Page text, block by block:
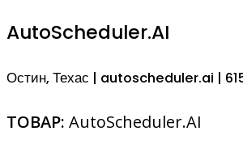
AutoScheduler.AI
Остин, Техас | autoscheduler.ai |
ТОВАР: AutoScheduler.AI